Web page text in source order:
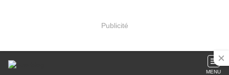
Publicité
MENU